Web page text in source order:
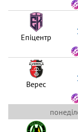
Епіцентр
Верес